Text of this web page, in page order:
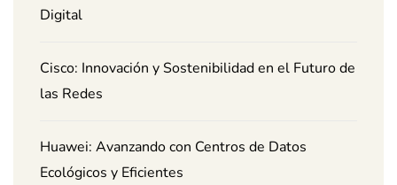
Digital
Cisco: Innovación y Sostenibilidad en el Futuro de
las Redes
Huawei: Avanzando con Centros de Datos
Ecológicos y Eficientes